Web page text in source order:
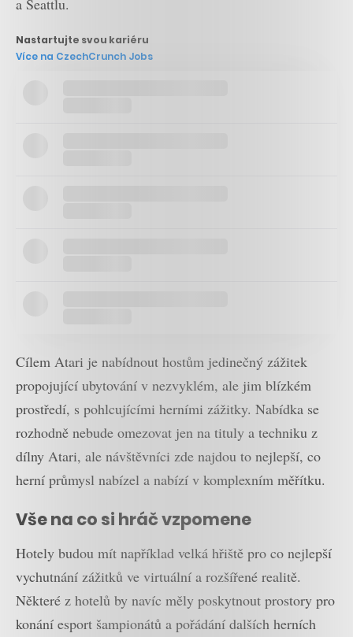
a Seattlu.
Nastartujte svou kariéru
Více na CzechCrunch Jobs
Cílem Atari je nabídnout hostům jedinečný zážitek
propojující ubytování v nezvyklém, ale jim blízkém
prostředí, s pohlcujícími herními zážitky. Nabídka se
rozhodně nebude omezovat jen na tituly a techniku z
dílny Atari, ale návštěvníci zde najdou to nejlepší, co
herní průmysl nabízel a nabízí v komplexním měřítku.
Vše na co si hráč vzpomene
Hotely budou mít například velká hřiště pro co nejlepší
vychutnání zážitků ve virtuální a rozšířené realitě.
Některé z hotelů by navíc měly poskytnout prostory pro
konání esport šampionátů a pořádání dalších herních